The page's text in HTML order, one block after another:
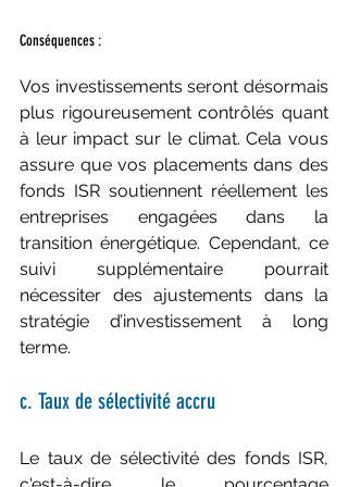
Conséquences :
Vos investissements seront désormais
plus rigoureusement contrôlés quant
à leur impact sur le climat. Cela vous
assure que vos placements dans des
fonds ISR soutiennent réellement les
entreprises engagées dans la
transition énergétique. Cependant, ce
suivi supplémentaire pourrait
nécessiter des ajustements dans la
stratégie d’investissement à long
terme.
c. Taux de sélectivité accru
Le taux de sélectivité des fonds ISR,